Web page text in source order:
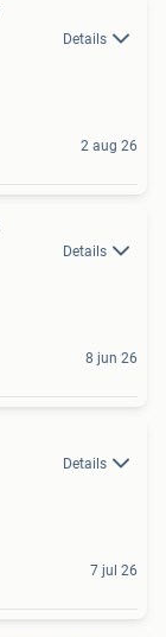
Details
2 aug 26
Details
8 jun 26
Details
7 jul 26